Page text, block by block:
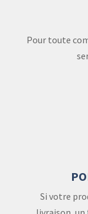
Pour toute
Si votre